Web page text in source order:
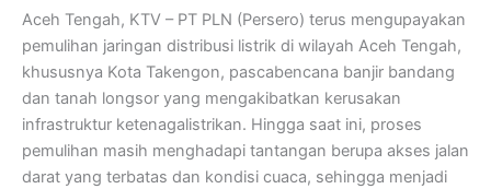
Aceh Tengah, KTV – PT PLN (Persero) terus mengupayakan
pemulihan jaringan distribusi listrik di wilayah Aceh Tengah,
khususnya Kota Takengon, pascabencana banjir bandang
dan tanah longsor yang mengakibatkan kerusakan
infrastruktur ketenagalistrikan. Hingga saat ini, proses
pemulihan masih menghadapi tantangan berupa akses jalan
darat yang terbatas dan kondisi cuaca, sehingga menjadi
Jaringan
Demi
Pulihkan
Listrik
Warga
Terisolir